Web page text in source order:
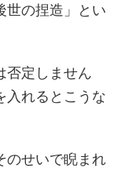
世の捏造」とい
否定しません
入れるとこうな
のせいで睨まれ